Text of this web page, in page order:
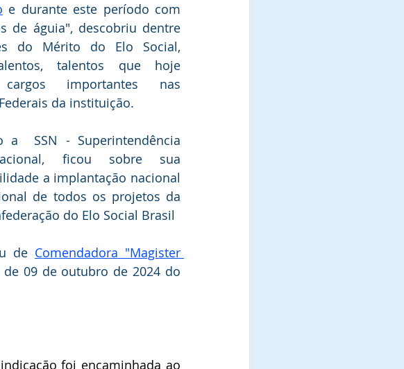
e durante este período com
de águia", descobriu dentre
do Mérito do Elo Social,
talentos que hoje
importantes nas
da instituição.
a  SSN - Superintendência
ficou sobre sua
a implantação nacional
de todos os projetos da
do Elo Social Brasil
de Comendadora "Magister
09 de outubro de 2024 do